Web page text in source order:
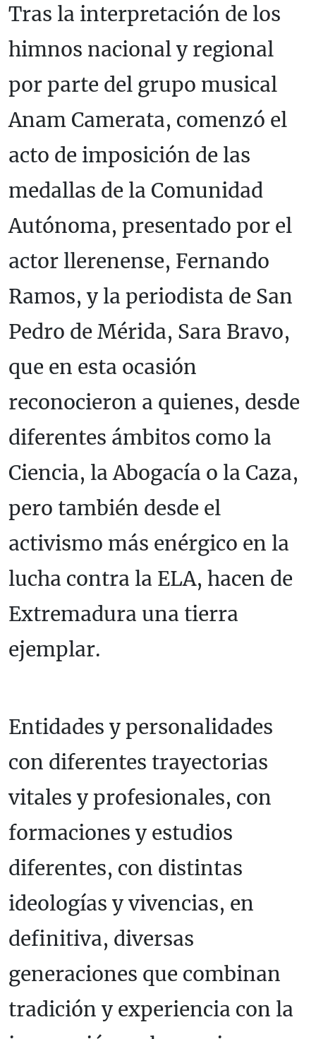
Tras la interpretación de los
himnos nacional y regional
por parte del grupo musical
Anam Camerata, comenzó el
acto de imposición de las
medallas de la Comunidad
Autónoma, presentado por el
actor llerenense, Fernando
Ramos, y la periodista de San
Pedro de Mérida, Sara Bravo,
que en esta ocasión
reconocieron a quienes, desde
diferentes ámbitos como la
Ciencia, la Abogacía o la Caza,
pero también desde el
activismo más enérgico en la
lucha contra la ELA, hacen de
Extremadura una tierra
ejemplar.
Entidades y personalidades
con diferentes trayectorias
vitales y profesionales, con
formaciones y estudios
diferentes, con distintas
ideologías y vivencias, en
definitiva, diversas
generaciones que combinan
tradición y experiencia con la